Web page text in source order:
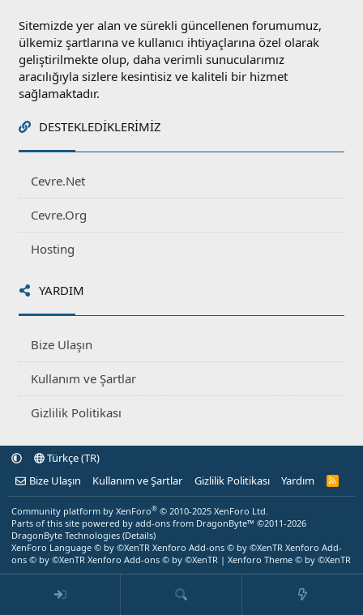
Sitemizde yer alan ve sürekli güncellenen forumumuz,
ülkemiz şartlarına ve kullanıcı ihtiyaçlarına özel olarak
geliştirilmekte olup, daha verimli sunucularımız
aracılığıyla sizlere kesintisiz ve kaliteli bir hizmet
sağlamaktadır.
DESTEKLEDIKLERIMIZ
Cevre.Net
Cevre.Org
Hosting
YARDIM
Bize Ulaşın
Kullanım ve Şartlar
Gizlilik Politikası
Türkçe (TR)
Bize Ulaşın
Kullanım ve Şartlar Gizlilik Politikası Yardım
R
Community platform by XenForo® © 2010-2025 XenForo Ltd.
Parts of this site powered by add-ons from DragonByte™ ©2011-2026
DragonByte Technologies (Details)
XenForo Language © by ©XenTR Xenforo Add-ons © by ©XenTR Xenforo Add-
ons © by ©XenTR Xenforo Add-ons © by ©XenTR | Xenforo Theme © by ©XenTR